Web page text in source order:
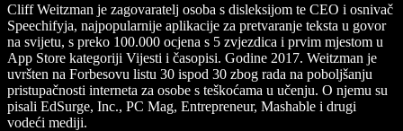
Cliff Weitzman je zagovaratelj osoba s disleksijom te CEO i osnivač
Speechifyja, najpopularnije aplikacije za pretvaranje teksta u govor
na svijetu, s preko 100.000 ocjena s 5 zvjezdica i prvim mjestom u
App Store kategoriji Vijesti i časopisi. Godine 2017. Weitzman je
uvršten na Forbesovu listu 30 ispod 30 zbog rada na poboljšanju
pristupačnosti interneta za osobe s teškoćama u učenju. O njemu su
pisali EdSurge, Inc., PC Mag, Entrepreneur, Mashable i drugi
vodeći mediji.